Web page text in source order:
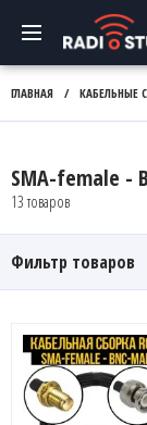
ГЛАВНАЯ / КАБЕЛЬНЫЕ
SMA-female -
13 товаров
Фильтр товаров